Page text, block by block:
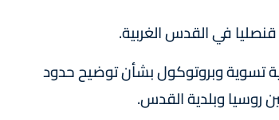
في القدس الغربية.
تسوية وبروتوكول بشأن توضيح حدود